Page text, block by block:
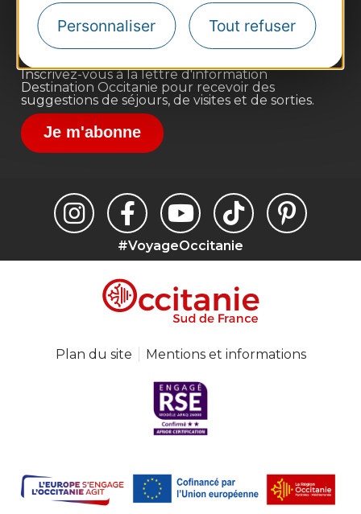
Personnaliser Tout refuser
Voyagistes
Destination Sport
Inscrivez-vous à la lettre d'information
Destination Occitanie pour recevoir des
suggestions de séjours, de visites et de sorties.
Je m'abonne
#VoyageOccitanie
Plan du site Mentions et informations